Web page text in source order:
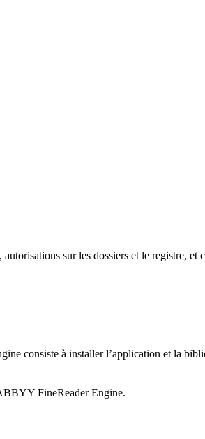
sur les dossiers et le registre, et
consiste à installer l’application et la
FineReader Engine.